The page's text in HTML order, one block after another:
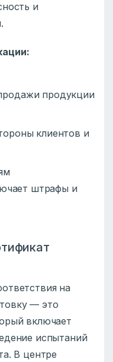
и
продукции
клиентов и
штрафы и
на
— это
включает
испытаний
В центре